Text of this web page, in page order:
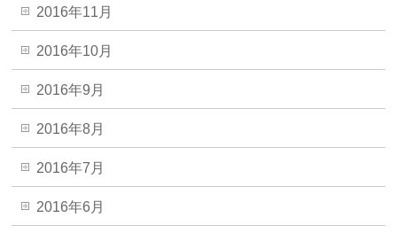
2016年11月
2016年10月
2016年9月
2016年8月
2016年7月
2016年6月